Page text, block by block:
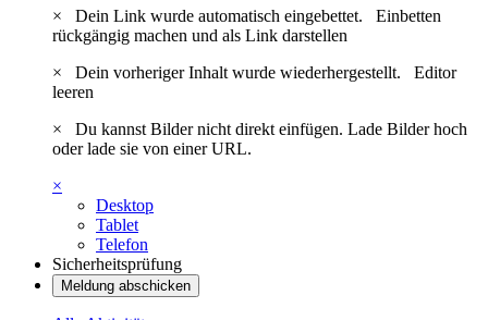
×
Dein Link wurde automatisch eingebettet. Einbetten
rückgängig machen und als Link darstellen
×
Dein vorheriger Inhalt wurde wiederhergestellt. Editor
leeren
×
Du kannst Bilder nicht direkt einfügen. Lade Bilder hoch
oder lade sie von einer URL.
×
Desktop
Tablet
Telefon
Sicherheitsprüfung
Meldung abschicken